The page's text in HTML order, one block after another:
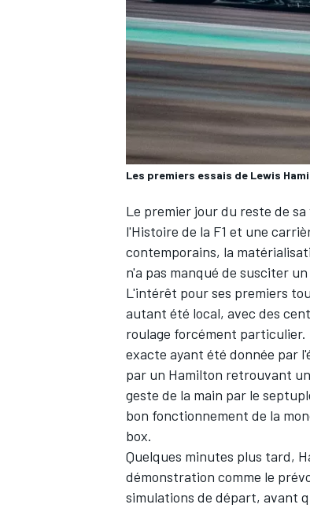
Les premiers essais de Lewis
Le premier jour du reste de sa
l'Histoire de la F1 et une
contemporains, la
n'a pas manqué de susciter
L'intérêt pour ses premiers
autant été local, avec des
roulage forcément particulier.
exacte ayant été donnée par
par un Hamilton retrouvant
geste de la main par le
bon fonctionnement de la
box.
Quelques minutes plus tard,
démonstration comme le
simulations de départ, avant